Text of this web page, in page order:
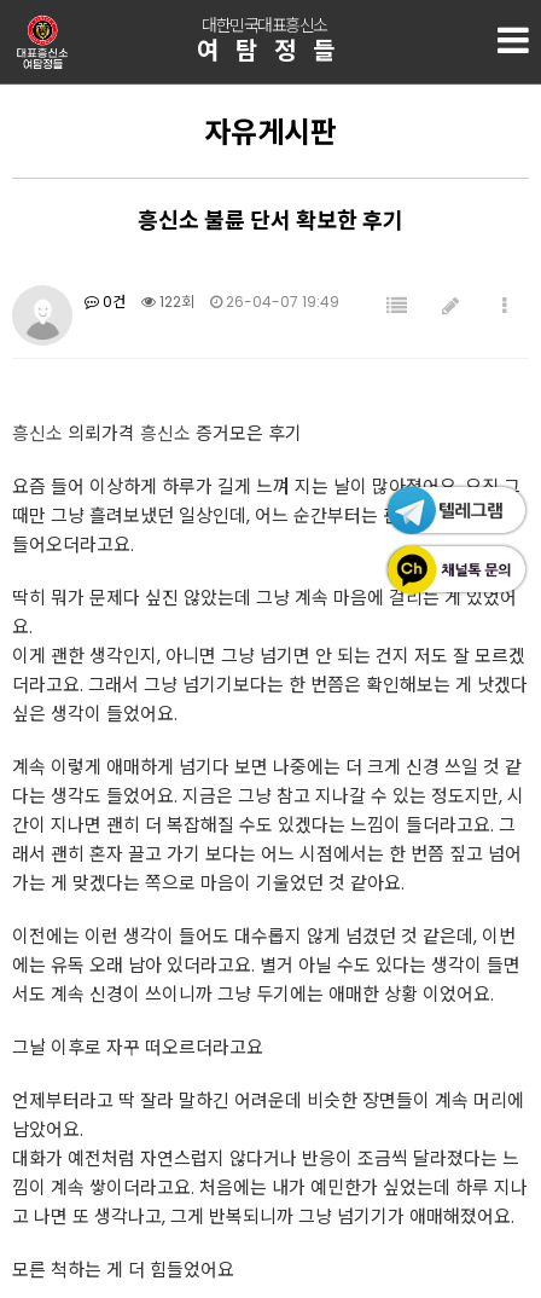
대한민국대표흥신소
여탐정들
자유게시판
흥신소 불륜 단서 확보한 후기
0건 122회 26-04-07 19:49
흥신소 의뢰가격 흥신소 증거모은 후기
요즘 들어 이상하게 하루가 길게 느껴 지는 날이 많아졌어요. 오직 그
때만 그냥 흘려보냈던 일상인데, 어느 순간부터는 괜히 하나씩 눈에
들어오더라고요.
딱히 뭐가 문제다 싶진 않았는데 그냥 계속 마음에 걸리는 게 있었어
요.
이게 괜한 생각인지, 아니면 그냥 넘기면 안 되는 건지 저도 잘 모르겠
더라고요. 그래서 그냥 넘기기보다는 한 번쯤은 확인해보는 게 낫겠다
싶은 생각이 들었어요.
계속 이렇게 애매하게 넘기다 보면 나중에는 더 크게 신경 쓰일 것 같
다는 생각도 들었어요. 지금은 그냥 참고 지나갈 수 있는 정도지만, 시
간이 지나면 괜히 더 복잡해질 수도 있겠다는 느낌이 들더라고요. 그
래서 괜히 혼자 끌고 가기 보다는 어느 시점에서는 한 번쯤 짚고 넘어
가는 게 맞겠다는 쪽으로 마음이 기울었던 것 같아요.
이전에는 이런 생각이 들어도 대수롭지 않게 넘겼던 것 같은데, 이번
에는 유독 오래 남아 있더라고요. 별거 아닐 수도 있다는 생각이 들면
서도 계속 신경이 쓰이니까 그냥 두기에는 애매한 상황 이었어요.
그날 이후로 자꾸 떠오르더라고요
언제부터라고 딱 잘라 말하긴 어려운데 비슷한 장면들이 계속 머리에
남았어요.
대화가 예전처럼 자연스럽지 않다거나 반응이 조금씩 달라졌다는 느
낌이 계속 쌓이더라고요. 처음에는 내가 예민한가 싶었는데 하루 지나
고 나면 또 생각나고, 그게 반복되니까 그냥 넘기기가 애매해졌어요.
모른 척하는 게 더 힘들었어요